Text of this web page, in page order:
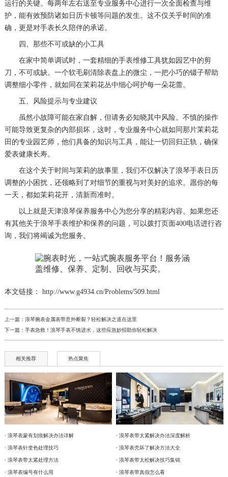
运行的关键。每两年左右送至专业服务中心进行一次全面检查与维
护，能有效预防诸如日历卡顿等问题的发生。这不仅关乎时间的准
确，更是对手表长久陪伴的承诺。
四、那些不可或缺的小工具
在家中简单调试时，一套精细的手表维修工具犹如园艺中的剪
刀，不可或缺。一个软毛刷清除表盘上的微尘，一把小巧的镊子帮助
调整细小零件，就如同在茉莉花丛中细心呵护每一朵花蕾。
五、风险提示与专业建议
虽然小故障可能在家自解，但请务必知晓其中风险。不慎的操作
可能导致更复杂的内部损坏，这时，专业服务中心就如同那片茉莉花
田的专业园艺师，他们具备的知识与工具，能让一切回归正轨，确保
爱表健康长寿。
在这个关于时间与茉莉的故事里，我们不仅解决了浪琴手表日历
调整的小困扰，还领略到了对细节的重视与对美好的追求。愿你的每
一天，都如茉莉花开，清新而准时。
以上就是天津浪琴保养服务中心为您分享的精彩内容。如果您还
有其他关于浪琴手表维护和保养的问题，可以拨打页面400电话进行咨
询，我们将竭诚为您服务。
本文链接： http://www.g4934.cn/Problems/509.html
上一篇： 浪琴腕表金属表带意外断裂？轻松解决之道在这里
下一篇： 手表急救！浪琴手表不慎进水，这些应急妙招助你轻松解决
相关推荐 热点聚焦
· 浪琴表蒙有划痕解决办法详解
· 浪琴表针变色处理技巧
· 浪琴表带太紧处理方法
· 浪琴表编号有什么用
· 浪琴表带太紧解决办法深度解析
· 浪琴表壳坏了解决方法大全
· 浪琴表带太松解决技巧集锦
· 浪琴表带真假怎么看